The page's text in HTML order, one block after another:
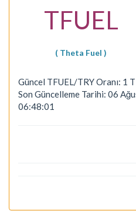
TFUEL
( Theta Fuel )
Güncel TFUEL/TRY Oranı: 1
Son Güncelleme Tarihi: 06
06:48:01